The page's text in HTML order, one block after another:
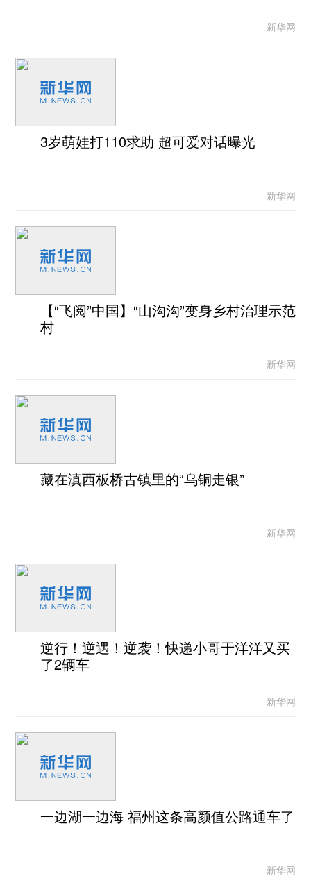
新华网
3岁萌娃打110求助 超可爱对话曝光
新华网
【“飞阅”中国】“山沟沟”变身乡村治理示范
村
新华网
藏在滇西板桥古镇里的“乌铜走银”
新华网
逆行！逆遇！逆袭！快递小哥于洋洋又买
了2辆车
新华网
一边湖一边海 福州这条高颜值公路通车了
新华网